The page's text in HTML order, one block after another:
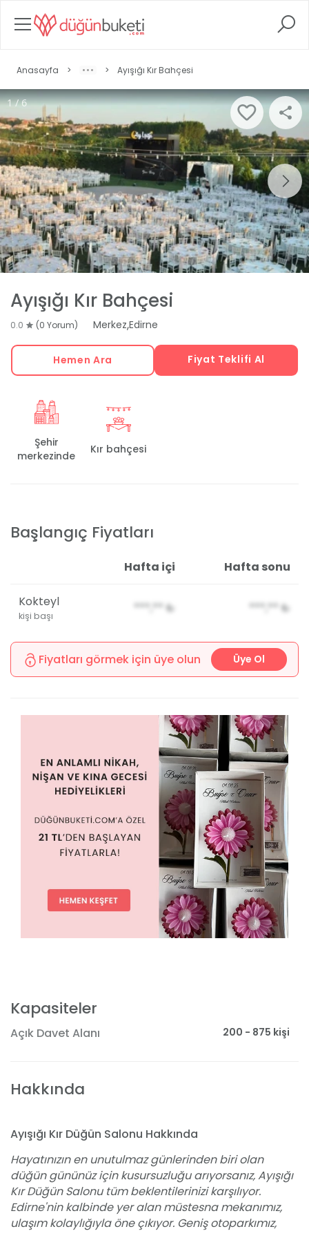
Anasayfa > > Ayışığı Kır Bahçesi
1 / 6
Ayışığı Kır Bahçesi
0.0 (0 Yorum) Merkez,Edirne
Hemen Ara Fiyat Teklifi Al
Şehir
merkezinde
Kır bahçesi
Başlangıç Fiyatları
Hafta içi Hafta sonu
Kokteyl
kişi başı
***,** ₺ ***,** ₺
Fiyatları görmek için üye olun Üye Ol
Kapasiteler
Açık Davet Alanı 200 - 875 kişi
Hakkında
Ayışığı Kır Düğün Salonu Hakkında
Hayatınızın en unutulmaz günlerinden biri olan
düğün gününüz için kusursuzluğu arıyorsanız, Ayışığı
Kır Düğün Salonu tüm beklentilerinizi karşılıyor.
Edirne'nin kalbinde yer alan müstesna mekanımız,
ulaşım kolaylığıyla öne çıkıyor. Geniş otoparkımız,